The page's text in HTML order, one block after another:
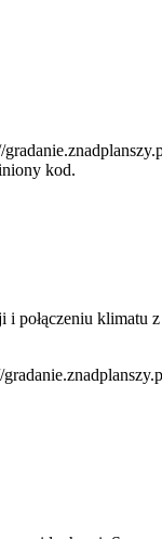
kod.
klimatu z